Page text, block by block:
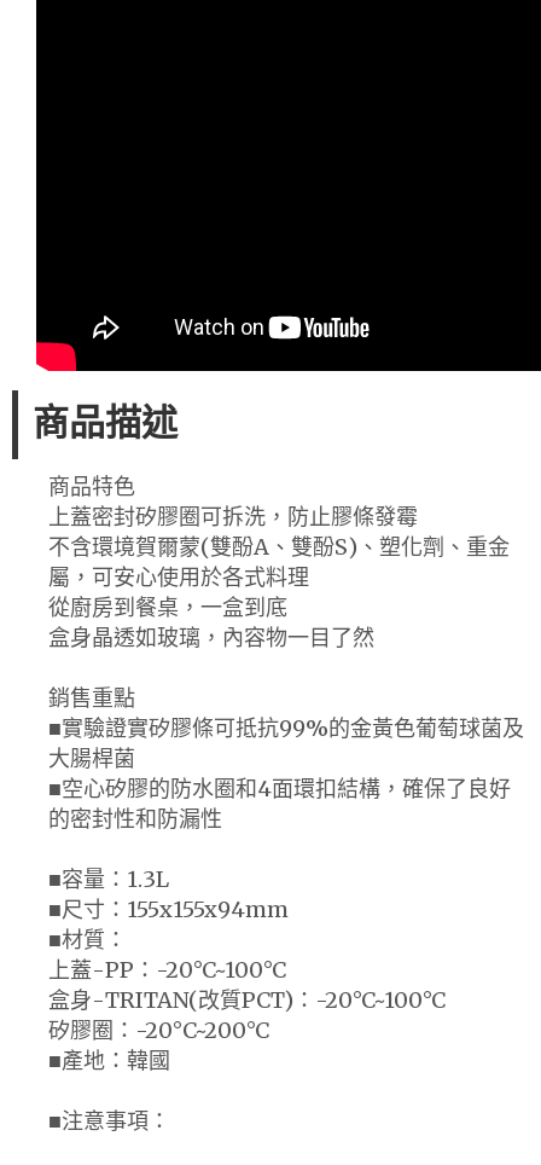
商品描述
商品特色
上蓋密封矽膠圈可拆洗，防止膠條發霉
不含環境賀爾蒙(雙酚A、雙酚S)、塑化劑、重金
屬，可安心使用於各式料理
從廚房到餐桌，一盒到底
盒身晶透如玻璃，內容物一目了然
銷售重點
■實驗證實矽膠條可抵抗99%的金黃色葡萄球菌及
大腸桿菌
■空心矽膠的防水圈和4面環扣結構，確保了良好
的密封性和防漏性
■容量：1.3L
■尺寸：155x155x94mm
■材質：
上蓋-PP：-20°C~100°C
盒身-TRITAN(改質PCT)：-20°C~100°C
矽膠圈：-20°C~200°C
■產地：韓國
■注意事項：